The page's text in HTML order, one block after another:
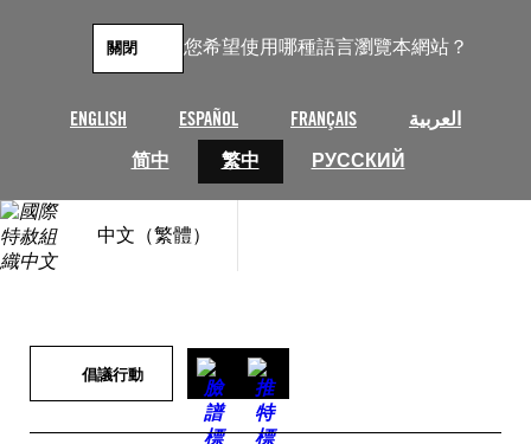
您希望使用哪種語言瀏覽本網站？
ENGLISH ESPAÑOL FRANÇAIS
العربية
简中
繁中 РУССКИЙ
關閉
中文（繁體）
倡議行動